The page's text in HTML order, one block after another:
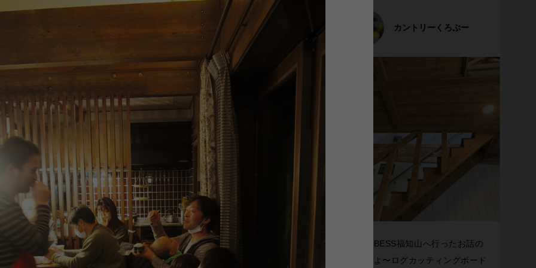
2026年08月07日
カントリーくろぷー
今日はBESS福知山へ行ったお話の
続きだよ〜ログカッティングボード